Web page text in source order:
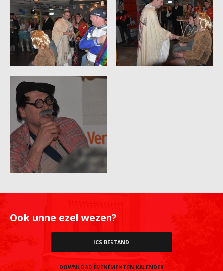
Ook unne ezel wezen?
ICS BESTAND
DOWNLOAD EVENEMENTEN KALENDER